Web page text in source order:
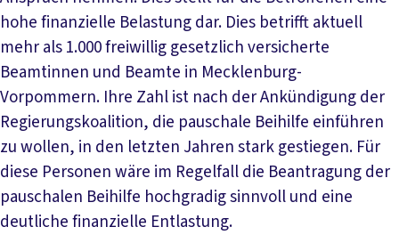
hohe finanzielle Belastung dar. Dies betrifft aktuell
mehr als 1.000 freiwillig gesetzlich versicherte
Beamtinnen und Beamte in Mecklenburg-
Vorpommern. Ihre Zahl ist nach der Ankündigung der
Regierungskoalition, die pauschale Beihilfe einführen
zu wollen, in den letzten Jahren stark gestiegen. Für
diese Personen wäre im Regelfall die Beantragung der
pauschalen Beihilfe hochgradig sinnvoll und eine
deutliche finanzielle Entlastung.